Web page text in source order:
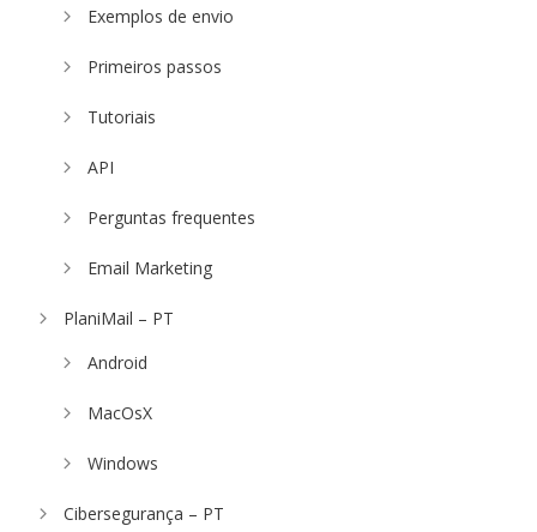
Exemplos de envio
Primeiros passos
Tutoriais
API
Perguntas frequentes
Email Marketing
PlaniMail – PT
Android
MacOsX
Windows
Cibersegurança – PT